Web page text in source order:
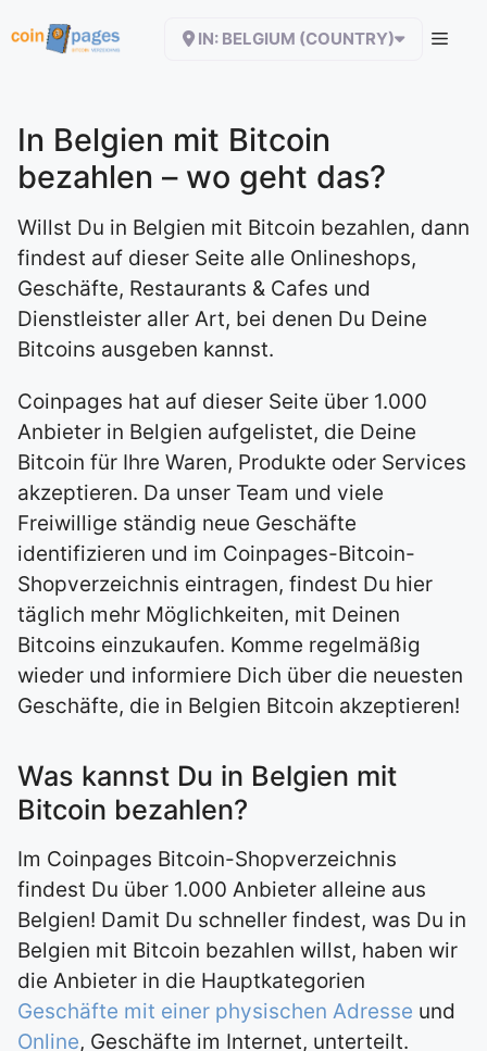
Inhalt
IN: BELGIUM (COUNTRY)
In Belgien mit Bitcoin
bezahlen – wo geht das?
Willst Du in Belgien mit Bitcoin bezahlen, dann
findest auf dieser Seite alle Onlineshops,
Geschäfte, Restaurants & Cafes und
Dienstleister aller Art, bei denen Du Deine
Bitcoins ausgeben kannst.
Coinpages hat auf dieser Seite über 1.000
Anbieter in Belgien aufgelistet, die Deine
Bitcoin für Ihre Waren, Produkte oder Services
akzeptieren. Da unser Team und viele
Freiwillige ständig neue Geschäfte
identifizieren und im Coinpages-Bitcoin-
Shopverzeichnis eintragen, findest Du hier
täglich mehr Möglichkeiten, mit Deinen
Bitcoins einzukaufen. Komme regelmäßig
wieder und informiere Dich über die neuesten
Geschäfte, die in Belgien Bitcoin akzeptieren!
Was kannst Du in Belgien mit
Bitcoin bezahlen?
Im Coinpages Bitcoin-Shopverzeichnis
findest Du über 1.000 Anbieter alleine aus
Belgien! Damit Du schneller findest, was Du in
Belgien mit Bitcoin bezahlen willst, haben wir
die Anbieter in die Hauptkategorien
Geschäfte mit einer physischen Adresse und
Online, Geschäfte im Internet, unterteilt.